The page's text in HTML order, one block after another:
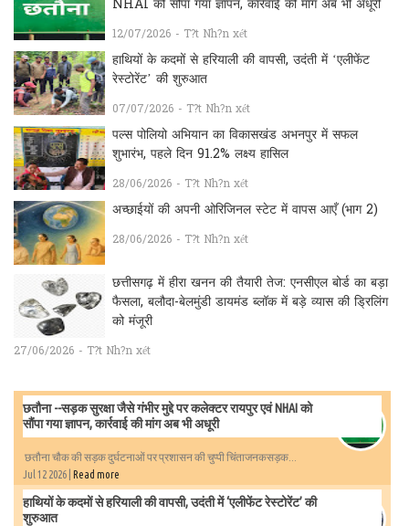
NHAI को सौंपा गया ज्ञापन, कार्रवाई की मांग अब भी अधूरी
12/07/2026 - T?t Nh?n xét
हाथियों के कदमों से हरियाली की वापसी, उदंती में ‘एलीफेंट
रेस्टोरेंट’ की शुरुआत
07/07/2026 - T?t Nh?n xét
पल्स पोलियो अभियान का विकासखंड अभनपुर में सफल
शुभारंभ, पहले दिन 91.2% लक्ष्य हासिल
28/06/2026 - T?t Nh?n xét
अच्छाईयों की अपनी ओरिजिनल स्टेट में वापस आएँ (भाग 2)
28/06/2026 - T?t Nh?n xét
छत्तीसगढ़ में हीरा खनन की तैयारी तेज: एनसीएल बोर्ड का बड़ा
फैसला, बलौदा-बेलमुंडी डायमंड ब्लॉक में बड़े व्यास की ड्रिलिंग
को मंजूरी
27/06/2026 - T?t Nh?n xét
छतौना --सड़क सुरक्षा जैसे गंभीर मुद्दे पर कलेक्टर रायपुर एवं NHAI को
सौंपा गया ज्ञापन, कार्रवाई की मांग अब भी अधूरी
छतौना चौक की सड़क दुर्घटनाओं पर प्रशासन की चुप्पी चिंताजनकसड़क...
Jul 12 2026 | Read more
हाथियों के कदमों से हरियाली की वापसी, उदंती में ‘एलीफेंट रेस्टोरेंट’ की
शुरुआत